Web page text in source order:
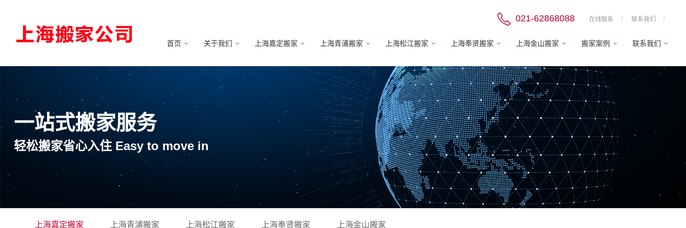
021-62868088 在线联系 联系我们
首页 关于我们 上海嘉定搬家 上海青浦搬家 上海松江搬家 上海奉贤搬家 上海金山搬家 搬家案例 联系我们
一站式搬家服务
轻松搬家省心入住 Easy to move in
上海嘉定搬家 上海青浦搬家 上海松江搬家 上海奉贤搬家 上海金山搬家